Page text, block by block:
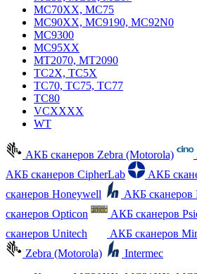
MC70XX, MC75
MC90XX, MC9190, MC92N0
MC9300
MC95XX
MT2070, MT2090
TC2X, TC5X
TC70, TC75, TC77
TC80
VCXXXX
WT
АКБ сканеров Zebra (Motorola)
АКБ сканеров CipherLab
АКБ
сканеров Honeywell
АКБ сканеров
сканеров Opticon
АКБ сканеров
сканеров Unitech
АКБ сканеров
Zebra (Motorola)
Intermec